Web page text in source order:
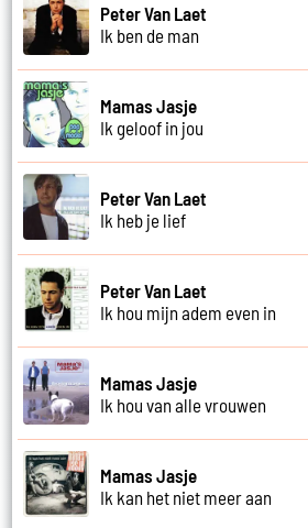
Peter Van Laet
Ik ben de man
Mamas Jasje
Ik geloof in jou
Peter Van Laet
Ik heb je lief
Peter Van Laet
Ik hou mijn adem even in
Mamas Jasje
Ik hou van alle vrouwen
Mamas Jasje
Ik kan het niet meer aan